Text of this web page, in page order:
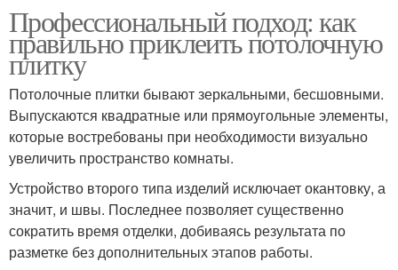
Профессиональный подход: как
правильно приклеить потолочную
плитку
Потолочные плитки бывают зеркальными, бесшовными.
Выпускаются квадратные или прямоугольные элементы,
которые востребованы при необходимости визуально
увеличить пространство комнаты.
Устройство второго типа изделий исключает окантовку, а
значит, и швы. Последнее позволяет существенно
сократить время отделки, добиваясь результата по
разметке без дополнительных этапов работы.